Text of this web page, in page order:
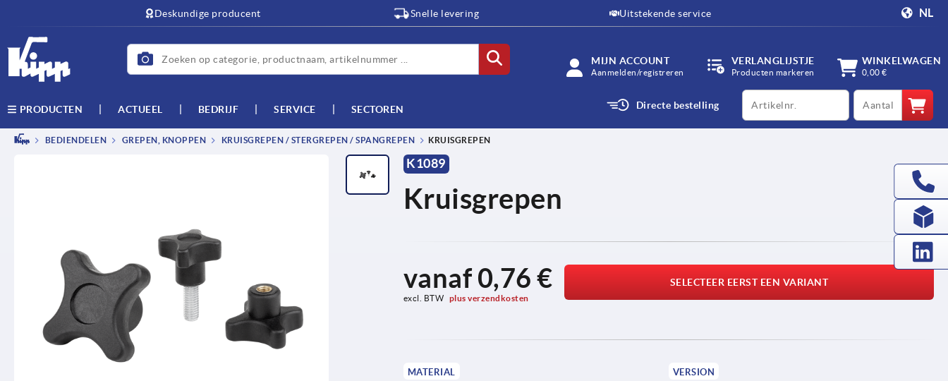
Deskundige producent Snelle levering Uitstekende service NL
MIJN ACCOUNT
Aanmelden/registreren
VERLANGLIJSTJE
Producten markeren
WINKELWAGEN
0,00 €
PRODUCTEN ACTUEEL BEDRIJF SERVICE SECTOREN Directe bestelling
productCode qty
BEDIENDELEN GREPEN, KNOPPEN KRUISGREPEN / STERGREPEN / SPANGREPEN KRUISGREPEN
K1089
Kruisgrepen
vanaf0,76 €
excl. BTW plus verzendkosten
SELECTEER EERST EEN VARIANT
MATERIAL VERSION